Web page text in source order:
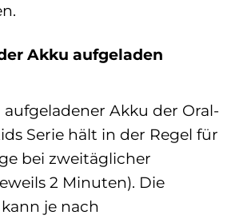
Akku aufgeladen
Akku der Oral-
Serie hält in der Regel für
bei zweitäglicher
2 Minuten). Die
je nach